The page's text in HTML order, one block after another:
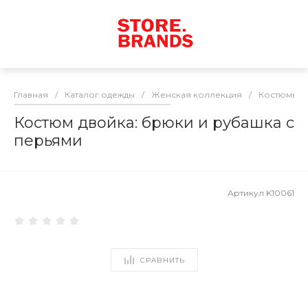
Главная / Каталог одежды / Женская коллекция / Костюмы
Костюм двойка: брюки и рубашка с
перьями
Артикул K10061
СРАВНИТЬ